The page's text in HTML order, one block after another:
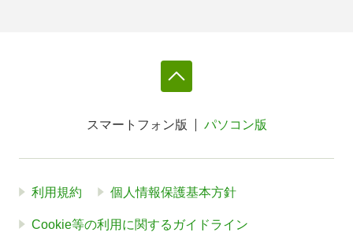
スマートフォン版 パソコン版
利用規約 個人情報保護基本方針
Cookie等の利用に関するガイドライン